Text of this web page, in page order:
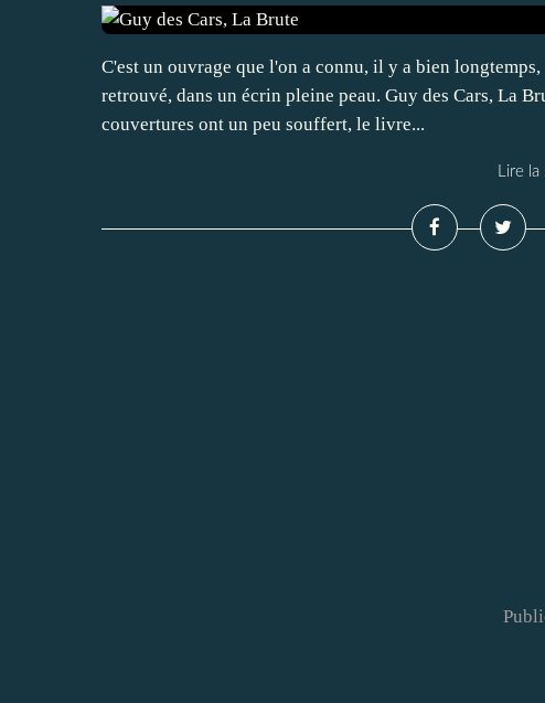
C'est un ouvrage que l'on a connu, il y a bien
retrouvé, dans un écrin pleine peau. Guy des Cars, La
couvertures ont un peu souffert, le livre...
Lire la